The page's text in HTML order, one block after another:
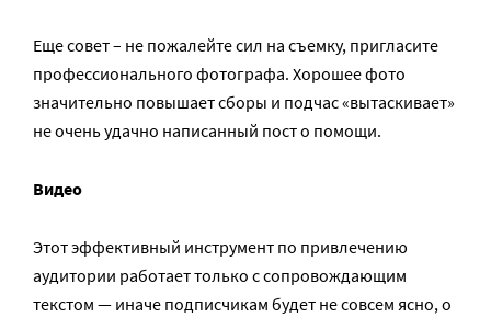
Еще совет – не пожалейте сил на съемку, пригласите
профессионального фотографа. Хорошее фото
значительно повышает сборы и подчас «вытаскивает»
не очень удачно написанный пост о помощи.
Видео
Этот эффективный инструмент по привлечению
аудитории работает только с сопровождающим
текстом — иначе подписчикам будет не совсем ясно, о